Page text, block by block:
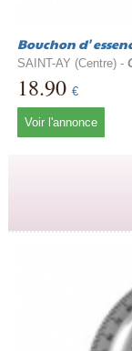
Bouchon d'
SAINT-AY (Centre) -
18.90 €
Voir l'annonce